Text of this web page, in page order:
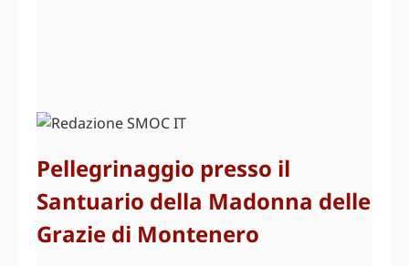
Pellegrinaggio presso il
Santuario della Madonna delle
Grazie di Montenero